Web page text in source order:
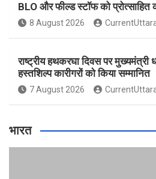
BLO और फील्ड स्टॉफ को प्रोत्साहित
8 August 2026
राष्ट्रीय हथकरघा दिवस पर
हस्तशिल्प कारीगरों को किया सम्मानित
7 August 2026
भारत